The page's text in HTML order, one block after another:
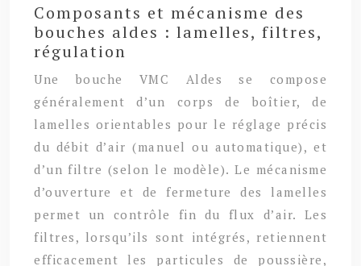
Composants et mécanisme des
bouches aldes : lamelles, filtres,
régulation
Une bouche VMC Aldes se compose
généralement d’un corps de boîtier, de
lamelles orientables pour le réglage précis
du débit d’air (manuel ou automatique), et
d’un filtre (selon le modèle). Le mécanisme
d’ouverture et de fermeture des lamelles
permet un contrôle fin du flux d’air. Les
filtres, lorsqu’ils sont intégrés, retiennent
efficacement les particules de poussière,